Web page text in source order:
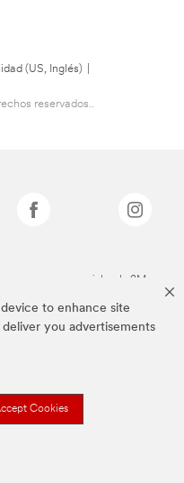
to enhance site
you advertisements
Cookies
(US, Inglés)
reservados..
marcas comerciales de 3M.